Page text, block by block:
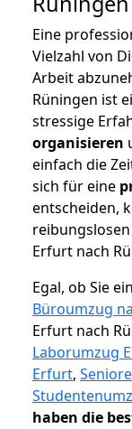
Eine
Vielzahl von
Arbeit
Rüningen ist
stressige
organisieren
einfach die
sich für eine
entscheiden,
Erfurt nach
Egal, ob Sie
Büroumzug
Erfurt nach
Laborumzug
Erfurt,
haben die